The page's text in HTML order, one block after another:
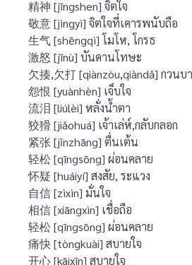
精神 [jīngshen] จิตใจ
敬意 [jìngyì] จิตใจที่เคารพนับถือ
生气 [shēngqì] โมโห, โกรธ
激怒 [jīnù] บันดานโทษะ
欠揍,欠打 [qiànzòu,qiàndǎ] กวนบ
怨恨 [yuànhèn] เจ็บใจ
流泪 [liúlèi] หลั่งน้ำตา
狡猾 [jiǎohuá] เจ้าเล่ห์,กลับกลอก
紧张 [jǐnzhāng] ตื่นเต้น
轻松 [qīngsōng] ผ่อนคลาย
怀疑 [huáiyí] สงสัย, ระแวง
自信 [zìxìn] มั่นใจ
相信 [xiāngxìn] เชื่อถือ
轻松 [qīngsōng] ผ่อนคลาย
痛快 [tòngkuài] สบายใจ
开心 [kāixīn] สบายใจ